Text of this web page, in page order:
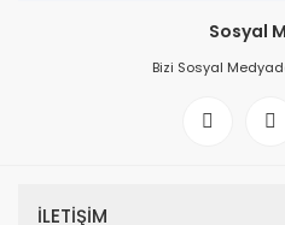
Sosyal
Bizi Sosyal
İLETİŞİM